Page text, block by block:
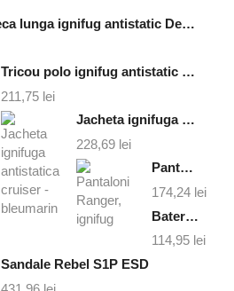
Tricou maneca lunga ignifug antistatic Defender - bleumarin
Tricou polo ignifug antistatic Santana - bleumarin
211,75 lei
Jacheta ignifuga antistatica cruiser - bleumarin
228,69 lei
Pantaloni Ranger, ignifug
174,24 lei
Baterie externa magsafe 10000 mAh
114,95 lei
Sandale Rebel S1P ESD